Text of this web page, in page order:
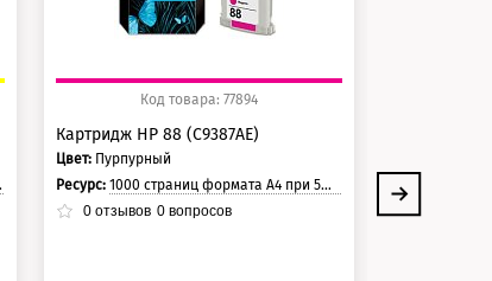
Код товара: 77894
Картридж HP 88 (C9387AE)
Цвет: Пурпурный
Ресурс: 1000 страниц формата А4 при 5% заполнении страницы.
0отзывов 0вопросов
Ресурс: